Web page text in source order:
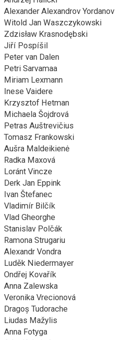
Alexander Alexandrov Yordanov
Witold Jan Waszczykowski
Zdzisław Krasnodębski
Jiří Pospíšil
Peter van Dalen
Petri Sarvamaa
Miriam Lexmann
Inese Vaidere
Krzysztof Hetman
Michaela Šojdrová
Petras Auštrevičius
Tomasz Frankowski
Aušra Maldeikienė
Radka Maxová
Loránt Vincze
Derk Jan Eppink
Ivan Štefanec
Vladimír Bilčík
Vlad Gheorghe
Stanislav Polčák
Ramona Strugariu
Alexandr Vondra
Luděk Niedermayer
Ondřej Kovařík
Anna Zalewska
Veronika Vrecionová
Dragoş Tudorache
Liudas Mažylis
Anna Fotyga